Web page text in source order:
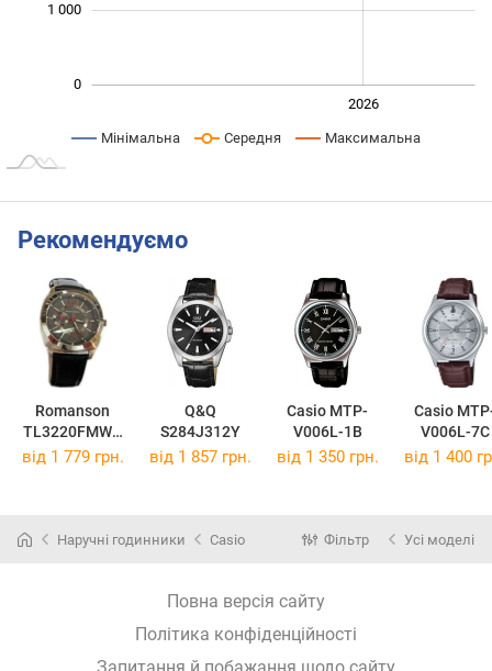
0
1 000
2026
Мінімальна Середня Максимальна
Рекомендуємо
Romanson
TL3220FMWH
GR
Q&Q
S284J312Y
Casio MTP-
V006L-1B
Casio
V006L-7C
від 1 779 грн. від 1 857 грн. від 1 350 грн. від 1 400
Наручні годинники Casio Фільтр Усі моделі
Повна версія сайту
Політика конфіденційності